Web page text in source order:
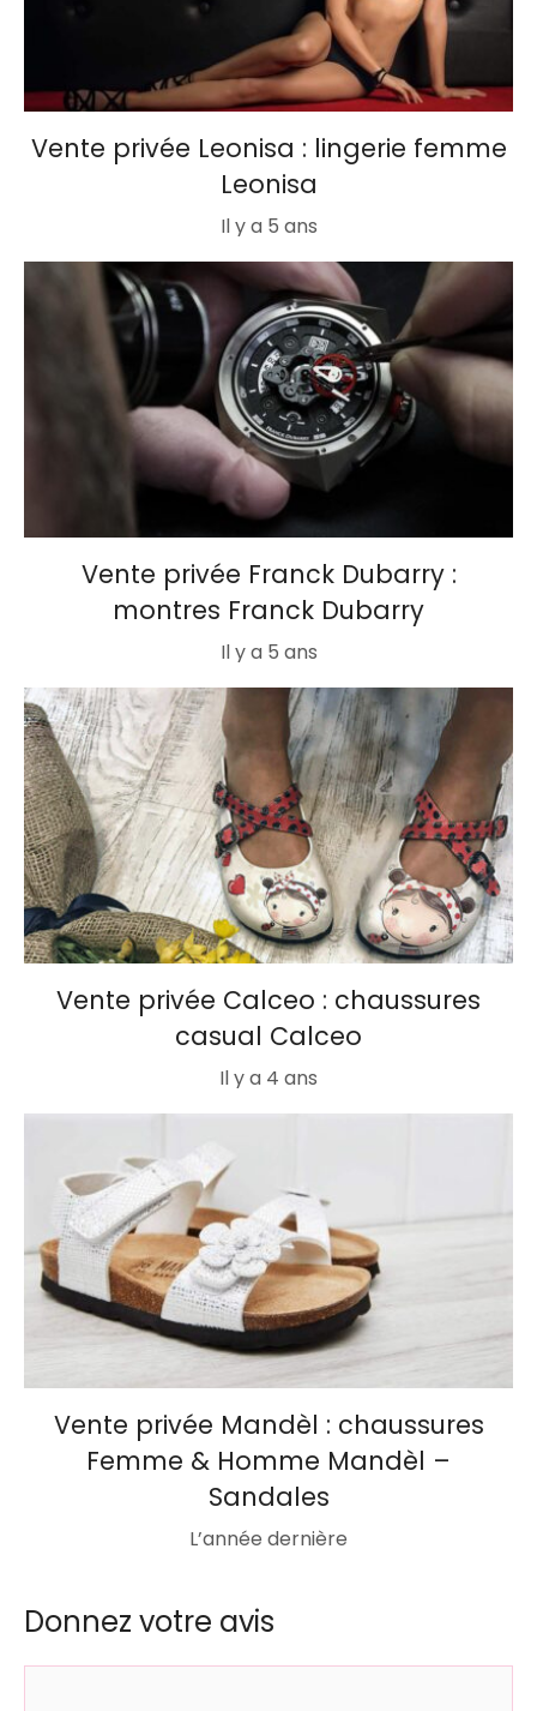
Vente privée Leonisa : lingerie femme
Leonisa
Il y a 5 ans
Vente privée Franck Dubarry :
montres Franck Dubarry
Il y a 5 ans
Vente privée Calceo : chaussures
casual Calceo
Il y a 4 ans
Vente privée Mandèl : chaussures
Femme & Homme Mandèl –
Sandales
L’année dernière
Donnez votre avis